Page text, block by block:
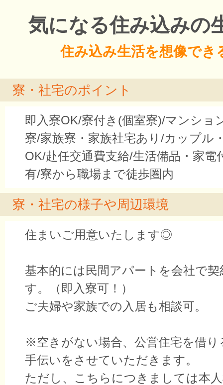
気になる住み込みの
住み込み生活を想像でき
寮・社宅のポイント
即入寮OK/寮付き(個室寮)/マンショ
寮/家族寮・家族社宅あり/カップル
OK/赴任交通費支給/生活備品・家電
有/寮から職場まで徒歩圏内
寮・社宅の様子や周辺環境
住まいご用意いたします◎
基本的には民間アパートを会社で
す。（即入寮可！）
ご夫婦や家族での入居も相談可。
※空きがない場合、公営住宅を借り
手伝いをさせていただきます。
ただし、こちらにつきましては本